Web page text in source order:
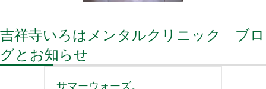
吉祥寺いろはメンタルクリニック ブロ
グとお知らせ
サマーウォーズ。